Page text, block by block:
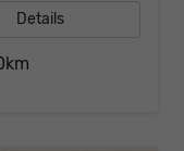
Details